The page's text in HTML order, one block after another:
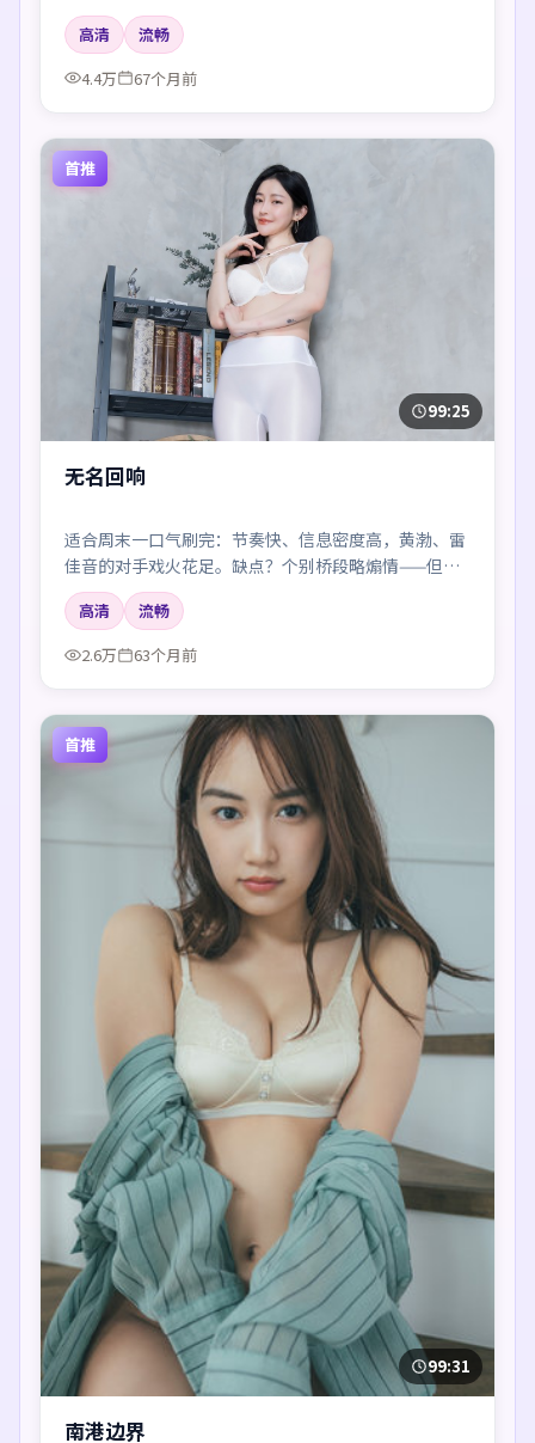
高清
流畅
4.4万
67个月前
首推
99:25
无名回响
适合周末一口气刷完：节奏快、信息密度高，黄渤、雷
佳音的对手戏火花足。缺点？个别桥段略煽情——但瑕
不掩瑜。
高清
流畅
2.6万
63个月前
首推
99:31
南港边界